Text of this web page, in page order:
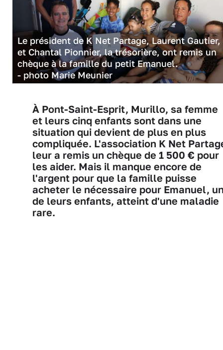
Le président de K Net Partage, Laurent Gautier,
et Chantal Pionnier, la trésorière, ont remis un
chèque à la famille du petit Emanuel.
- photo Marie Meunier
À Pont-Saint-Esprit, Murillo, sa femme
et leurs cinq enfants sont dans une
situation qui devient de plus en plus
compliquée. L'association K Net
leur a remis un chèque de 1 500 € pour
les aider. Mais il manque encore de
l'argent pour que la famille puisse
acheter le nécessaire pour Emanuel,
de leurs enfants, atteint d'une maladie
rare.